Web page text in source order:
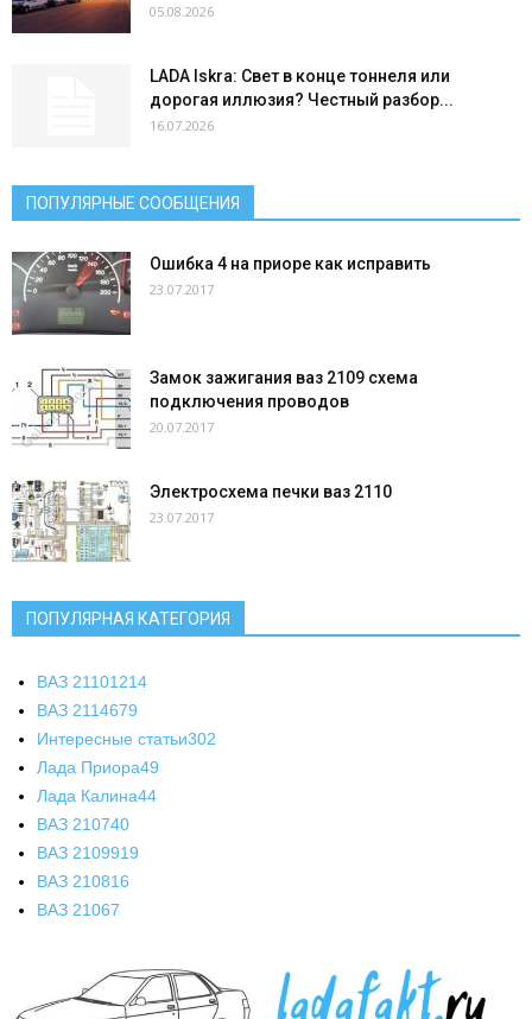
05.08.2026
LADA Iskra: Свет в конце тоннеля или
дорогая иллюзия? Честный разбор...
16.07.2026
ПОПУЛЯРНЫЕ СООБЩЕНИЯ
Ошибка 4 на приоре как исправить
23.07.2017
Замок зажигания ваз 2109 схема
подключения проводов
20.07.2017
Электросхема печки ваз 2110
23.07.2017
ПОПУЛЯРНАЯ КАТЕГОРИЯ
ВАЗ 21101214
ВАЗ 2114679
Интересные статьи302
Лада Приора49
Лада Калина44
ВАЗ 210740
ВАЗ 2109919
ВАЗ 210816
ВАЗ 21067